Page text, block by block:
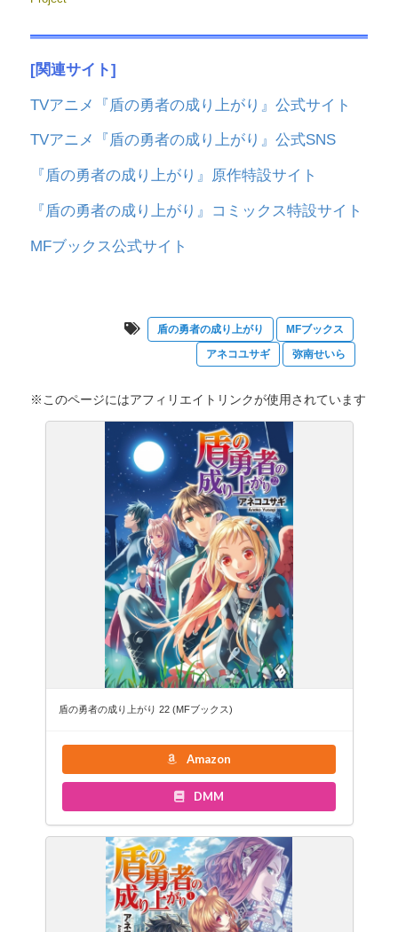
[関連サイト]
TVアニメ『盾の勇者の成り上がり』公式サイト
TVアニメ『盾の勇者の成り上がり』公式SNS
『盾の勇者の成り上がり』原作特設サイト
『盾の勇者の成り上がり』コミックス特設サイト
MFブックス公式サイト
盾の勇者の成り上がり
MFブックス
アネコユサギ
弥南せいら
※このページにはアフィリエイトリンクが使用されています
盾の勇者の成り上がり 22 (MFブックス)
Amazon
DMM